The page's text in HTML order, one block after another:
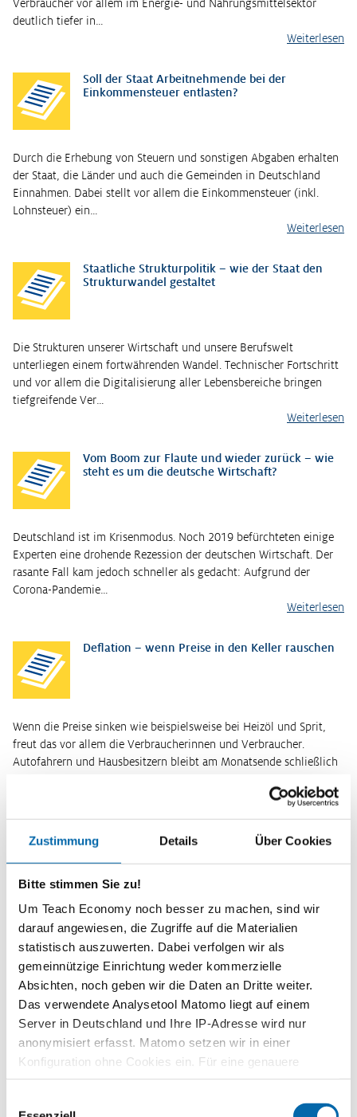
Zustimmung Details Über Cookies
Bitte stimmen Sie zu!
Um Teach Economy noch besser zu machen, sind wir
darauf angewiesen, die Zugriffe auf die Materialien
statistisch auszuwerten. Dabei verfolgen wir als
gemeinnützige Einrichtung weder kommerzielle
Absichten, noch geben wir die Daten an Dritte weiter.
Das verwendete Analysetool Matomo liegt auf einem
Server in Deutschland und Ihre IP-Adresse wird nur
anonymisiert erfasst. Matomo setzen wir in einer
Konfiguration ohne Cookies ein. Für eine genauere
Analyse bitte wir Sie, auch den optional wählbaren
Verbraucher vor allem im Energie- und Nahrungsmittelsektor
deutlich tiefer in…
Weiterlesen
Soll der Staat Arbeitnehmende bei der
Einkommensteuer entlasten?
Durch die Erhebung von Steuern und sonstigen Abgaben erhalten
der Staat, die Länder und auch die Gemeinden in Deutschland
Einnahmen. Dabei stellt vor allem die Einkommensteuer (inkl.
Lohnsteuer) ein…
Weiterlesen
Staatliche Strukturpolitik – wie der Staat den
Strukturwandel gestaltet
Die Strukturen unserer Wirtschaft und unsere Berufswelt
unterliegen einem fortwährenden Wandel. Technischer Fortschritt
und vor allem die Digitalisierung aller Lebensbereiche bringen
tiefgreifende Ver…
Weiterlesen
Vom Boom zur Flaute und wieder zurück – wie
steht es um die deutsche Wirtschaft?
Deutschland ist im Krisenmodus. Noch 2019 befürchteten einige
Experten eine drohende Rezession der deutschen Wirtschaft. Der
rasante Fall kam jedoch schneller als gedacht: Aufgrund der
Corona-Pandemie…
Weiterlesen
Deflation – wenn Preise in den Keller rauschen
Wenn die Preise sinken wie beispielsweise bei Heizöl und Sprit,
freut das vor allem die Verbraucherinnen und Verbraucher.
Autofahrern und Hausbesitzern bleibt am Monatsende schließlich
Weiterlesen
Markt und Umwelt – Ökonomie versus
Ökologie?
Der Markt gilt allgemein als ein sehr effizientes Instrument, um
wirtschaftliche Aktivitäten zum Wohle aller zu koordinieren.
Darüber hinaus werden dem Markt weitere positive Attribute
zugeordnet. So …
Weiterlesen
Wetterextreme nehmen zu!
"Die Wetterextreme nehmen zu, und das ist das, was uns in Atem